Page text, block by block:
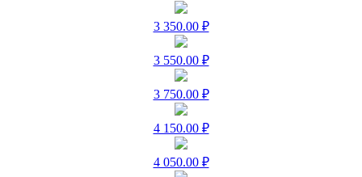
3 350.00 ₽
3 550.00 ₽
3 750.00 ₽
4 150.00 ₽
4 050.00 ₽